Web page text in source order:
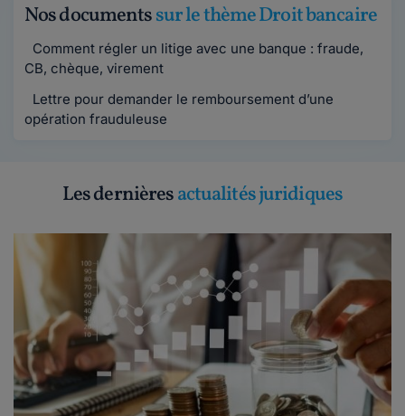
Nos documentssur le thème Droit bancaire
Comment régler un litige avec une banque : fraude,
CB, chèque, virement
Lettre pour demander le remboursement d’une
opération frauduleuse
Les dernièresactualités juridiques